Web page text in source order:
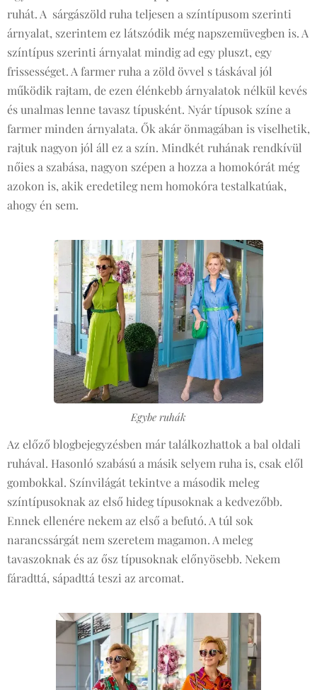
ruhát. A sárgászöld ruha teljesen a színtípusom szerinti
árnyalat, szerintem ez látszódik még napszemüvegben is. A
színtípus szerinti árnyalat mindig ad egy pluszt, egy
frissességet. A farmer ruha a zöld övvel s táskával jól
működik rajtam, de ezen élénkebb árnyalatok nélkül kevés
és unalmas lenne tavasz típusként. Nyár típusok színe a
farmer minden árnyalata. Ők akár önmagában is viselhetik,
rajtuk nagyon jól áll ez a szín. Mindkét ruhának rendkívül
nőies a szabása, nagyon szépen a hozza a homokórát még
azokon is, akik eredetileg nem homokóra testalkatúak,
ahogy én sem.
Egybe ruhák
Az előző blogbejegyzésben már találkozhattok a bal oldali
ruhával. Hasonló szabású a másik selyem ruha is, csak elől
gombokkal. Színvilágát tekintve a második meleg
színtípusoknak az első hideg típusoknak a kedvezőbb.
Ennek ellenére nekem az első a befutó. A túl sok
narancssárgát nem szeretem magamon. A meleg
tavaszoknak és az ősz típusoknak előnyösebb. Nekem
fáradttá, sápadttá teszi az arcomat.